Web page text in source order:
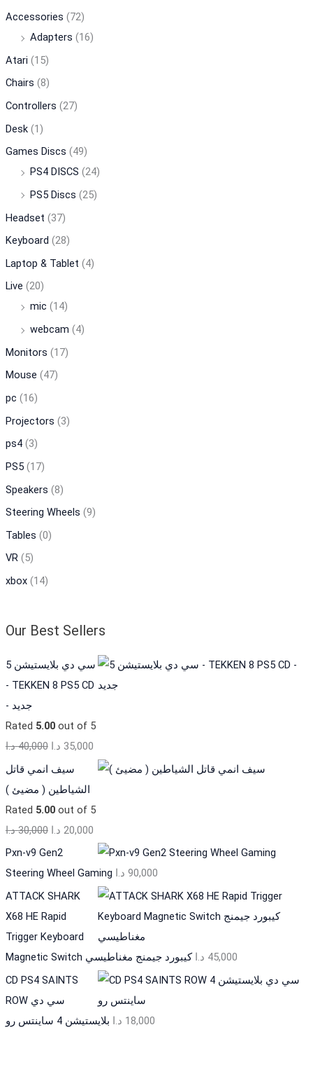
Accessories (72)
Adapters (16)
Atari (15)
Chairs (8)
Controllers (27)
Desk (1)
Games Discs (49)
PS4 DISCS (24)
PS5 Discs (25)
Headset (37)
Keyboard (28)
Laptop & Tablet (4)
Live (20)
mic (14)
webcam (4)
Monitors (17)
Mouse (47)
pc (16)
Projectors (3)
ps4 (3)
PS5 (17)
Speakers (8)
Steering Wheels (9)
Tables (0)
VR (5)
xbox (14)
Our Best Sellers
سي دي بلايستيشن 5
- TEKKEN 8 PS5 CD
- جديد
Rated 5.00out of 5
40,000 د.ا 35,000 د.ا
سيف انمي قاتل
الشياطين ( مضيئ )
Rated 5.00out of 5
30,000 د.ا 20,000 د.ا
Pxn-v9 Gen2
Steering Wheel Gaming
90,000 د.ا
ATTACK SHARK
X68 HE Rapid
Trigger Keyboard
Magnetic Switch كيبورد جيمنج مغناطيسي
45,000 د.ا
CD PS4 SAINTS
ROW سي دي
بلايستيشن 4 ساينتس رو
18,000 د.ا